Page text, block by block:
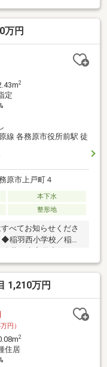
万円
2
定
線 各務原市役所前駅 徒
原市上戸町４
本下水
整形地
べてお知らせくださ
稲羽西小学校／稲羽
宅や中古＋リフォーム
がメリット・デメリ
す。◇◇住宅ローンな
諸費用、購入手続き
続年数が短い方・お
談ください。住宅ロ
1,210万円
円）
2
住居